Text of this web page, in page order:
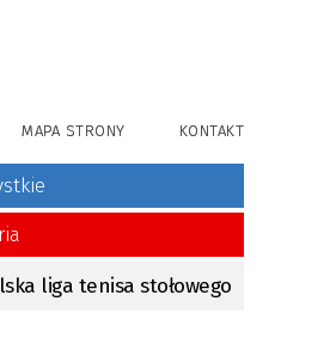
MAPA STRONY KONTAKT
liga tenisa stołowego